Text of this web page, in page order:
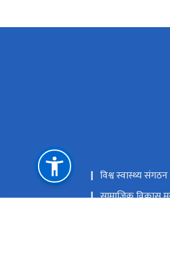
विश्व स्वास्थ्य संगठन
सामाजिक विकास